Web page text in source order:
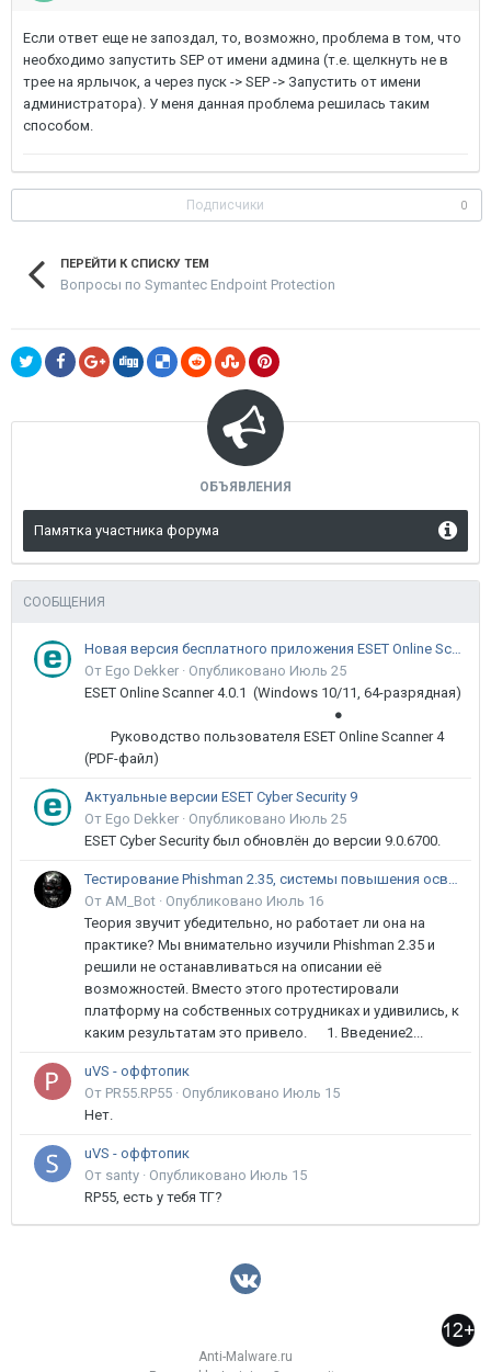
Если ответ еще не запоздал, то, возможно, проблема в том, что
необходимо запустить SEP от имени админа (т.е. щелкнуть не в
трее на ярлычок, а через пуск -> SEP -> Запустить от имени
администратора). У меня данная проблема решилась таким
способом.
Подписчики 0
ПЕРЕЙТИ К СПИСКУ ТЕМ
Вопросы по Symantec Endpoint Protection
ОБЪЯВЛЕНИЯ
Памятка участника форума
СООБЩЕНИЯ
Новая версия бесплатного приложения ESET Online Scanner доступна пользователям
От Ego Dekker · Опубликовано Июль 25
ESET Online Scanner 4.0.1 (Windows 10/11, 64-разрядная)
●
Руководство пользователя ESET Online Scanner 4
(PDF-файл)
Актуальные версии ESET Cyber Security 9
От Ego Dekker · Опубликовано Июль 25
ESET Cyber Security был обновлён до версии 9.0.6700.
Тестирование Phishman 2.35, системы повышения осведомлённости пользователей в сфере ИБ
От AM_Bot · Опубликовано Июль 16
Теория звучит убедительно, но работает ли она на
практике? Мы внимательно изучили Phishman 2.35 и
решили не останавливаться на описании её
возможностей. Вместо этого протестировали
платформу на собственных сотрудниках и удивились, к
каким результатам это привело. 1. Введение2...
uVS - оффтопик
От PR55.RP55 · Опубликовано Июль 15
Нет.
uVS - оффтопик
От santy · Опубликовано Июль 15
RP55, есть у тебя ТГ?
Anti-Malware.ru